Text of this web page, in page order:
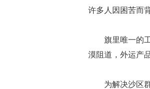
许多人因困苦而
旗里唯一的
漠阻道，外运产
为解决沙区